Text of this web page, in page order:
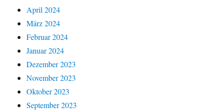
April 2024
März 2024
Februar 2024
Januar 2024
Dezember 2023
November 2023
Oktober 2023
September 2023